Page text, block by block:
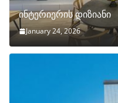
ინტერიერის დიზიანი
January 24, 2026